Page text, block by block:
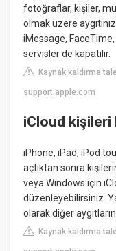
fotoğraflar, kişiler,
olmak üzere
iMessage,
servisler de kapatılır.
Kaynak kaldırma
support.apple.com
iCloud kişileri
iPhone, iPad, iPod
açtıktan sonra
veya Windows için
düzenleyebilirsiniz.
olarak diğer
Kaynak kaldırma